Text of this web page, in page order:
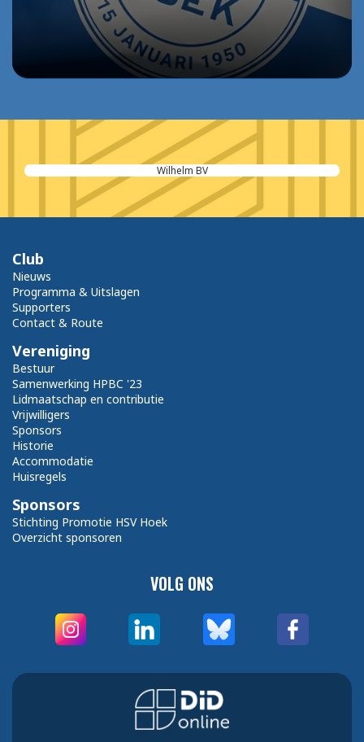
Wilhelm BV
VOLG ONS
Club
Nieuws
Programma & Uitslagen
Supporters
Contact & Route
Vereniging
Bestuur
Samenwerking HPBC '23
Lidmaatschap en contributie
Vrijwilligers
Sponsors
Historie
Accommodatie
Huisregels
Sponsors
Stichting Promotie HSV Hoek
Overzicht sponsoren